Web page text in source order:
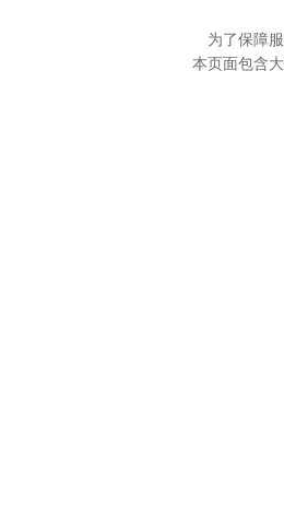
为了保障
本页面包含